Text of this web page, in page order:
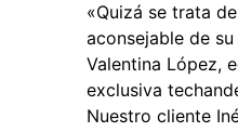
«Quizá se trata
aconsejable de
Valentina López,
exclusiva
Nuestro cliente